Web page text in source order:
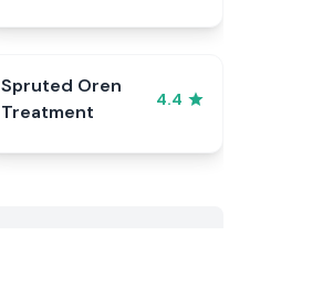
Spruted Oren
Treatment
4.4